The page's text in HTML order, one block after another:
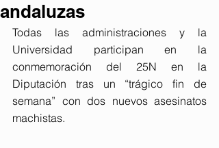
andaluzas
Todas las administraciones y la
Universidad participan en la
conmemoración del 25N en la
Diputación tras un “trágico fin de
semana” con dos nuevos asesinatos
machistas.